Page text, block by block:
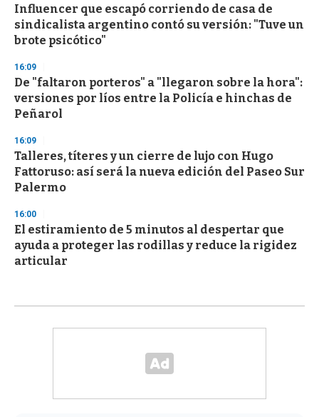
Influencer que escapó corriendo de casa de
sindicalista argentino contó su versión: "Tuve un
brote psicótico"
16:09
De "faltaron porteros" a "llegaron sobre la hora":
versiones por líos entre la Policía e hinchas de
Peñarol
16:09
Talleres, títeres y un cierre de lujo con Hugo
Fattoruso: así será la nueva edición del Paseo Sur
Palermo
16:00
El estiramiento de 5 minutos al despertar que
ayuda a proteger las rodillas y reduce la rigidez
articular